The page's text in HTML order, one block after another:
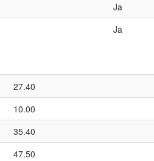
Ja
Ja
27.40
10.00
35.40
47.50